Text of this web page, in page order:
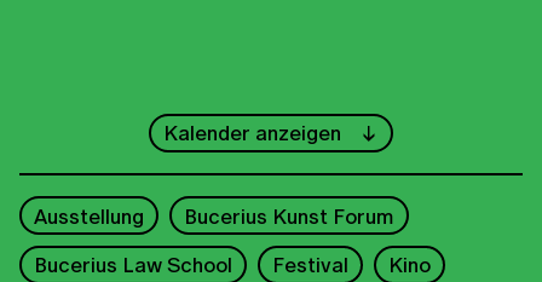
September
1 2 3 4 5
8
9 10 11 12 13
Kalender anzeigen
Ausstellung
Bucerius Kunst Forum
Bucerius Law School
Festival
Kino